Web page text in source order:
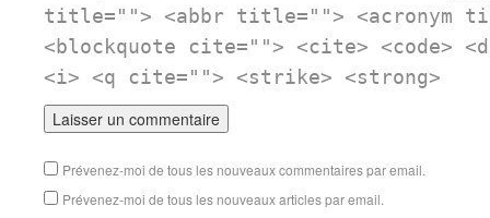
title=""> <abbr title=""> <acronym
<blockquote cite=""> <cite> <code>
<i> <q cite=""> <strike> <strong>
Prévenez-moi de tous les nouveaux commentaires par email.
Prévenez-moi de tous les nouveaux articles par email.